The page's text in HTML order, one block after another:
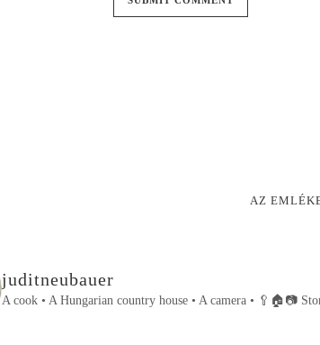
AZ
juditneubauer
A cook • A Hungarian country house • A camera • 🥄🏠📷